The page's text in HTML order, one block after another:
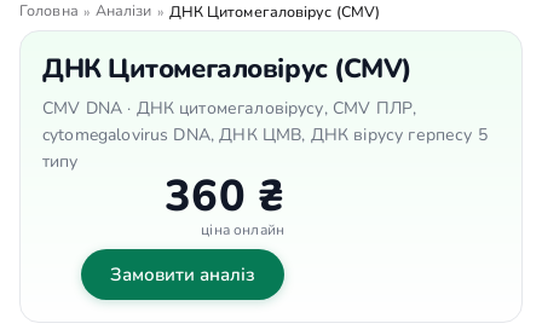
Головна » Аналізи » ДНК Цитомегаловірус (CMV)
ДНК Цитомегаловірус (CMV)
CMV DNA · ДНК цитомегаловірусу, CMV ПЛР,
cytomegalovirus DNA, ДНК ЦМВ, ДНК вірусу герпесу 5
типу
360 ₴
ціна онлайн
Замовити аналіз